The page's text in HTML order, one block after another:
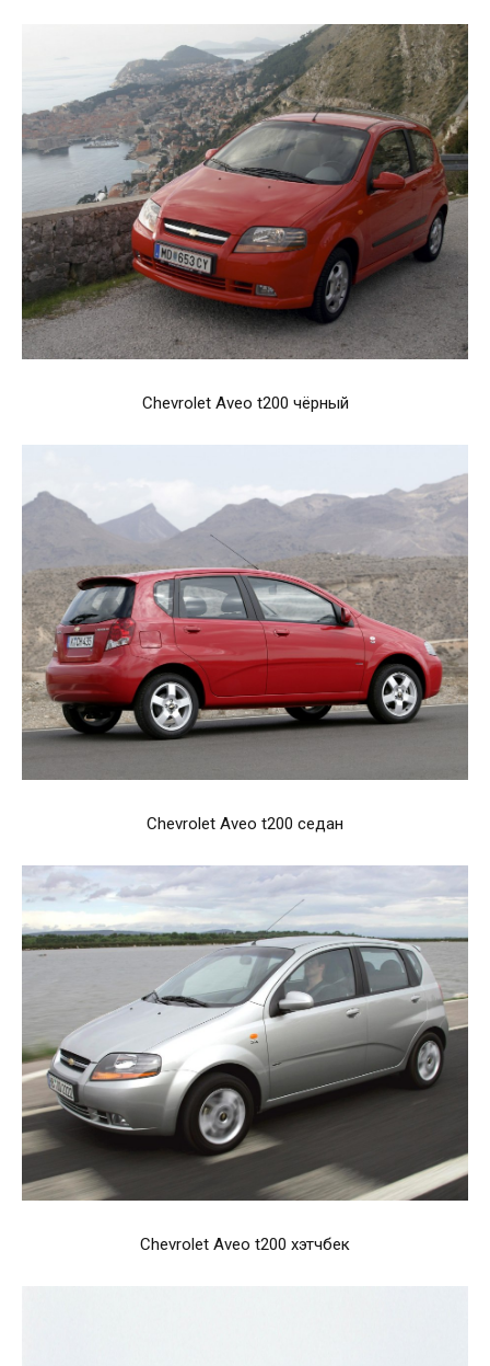
Chevrolet Aveo t200 чёрный
Chevrolet Aveo t200 седан
Chevrolet Aveo t200 хэтчбек